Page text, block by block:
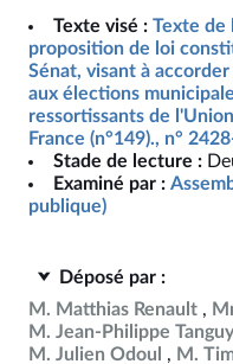
Texte visé : Texte de
proposition de loi
Sénat, visant à
aux élections
ressortissants de
France (n°149)., n°
Stade de lecture :
Examiné par :
publique)
Déposé par :
M. Matthias Renault
M. Jean-Philippe Tanguy
M. Julien Odoul
M.